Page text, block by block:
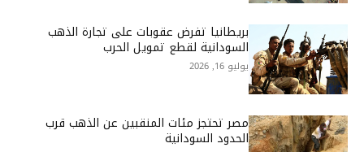
بريطانيا تفرض عقوبات على تجارة الذهب
السودانية لقطع تمويل الحرب
يوليو 16, 2026
مصر تحتجز مئات المنقبين عن الذهب قرب
الحدود السودانية